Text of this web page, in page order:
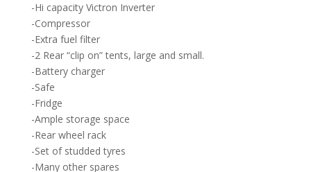
-Hi capacity Victron Inverter
-Compressor
-Extra fuel filter
-2 Rear “clip on” tents, large and small.
-Battery charger
-Safe
-Fridge
-Ample storage space
-Rear wheel rack
-Set of studded tyres
-Many other spares